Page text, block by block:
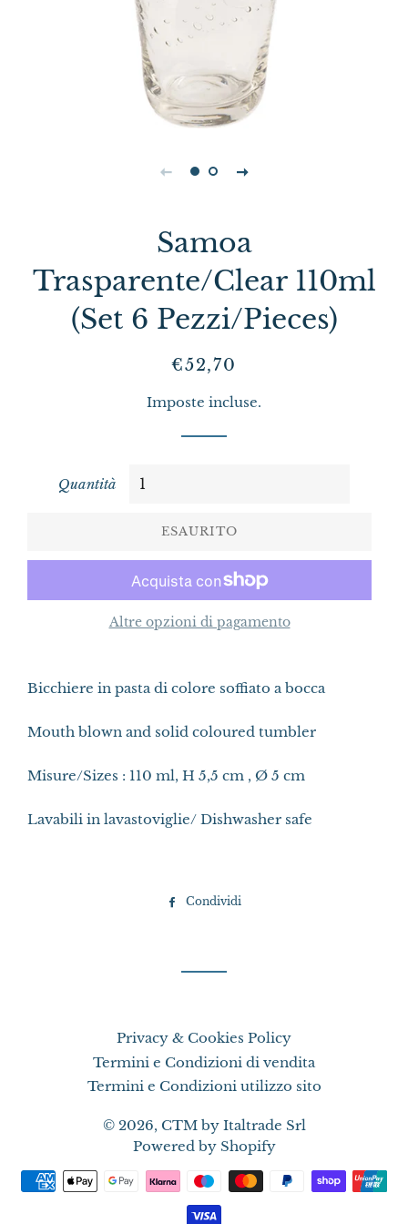
Samoa
Trasparente/Clear 110ml
(Set 6 Pezzi/Pieces)
Prezzo
listino
Prezzo
€52,70
Imposte incluse.
Quantità
ESAURITO
Altre opzioni di pagamento
Bicchiere in pasta di colore soffiato a bocca
Mouth blown and solid coloured tumbler
Misure/Sizes : 110 ml, H 5,5 cm , Ø 5 cm
Lavabili in lavastoviglie/ Dishwasher safe
Condividi
Privacy & Cookies Policy
Termini e Condizioni di vendita
Termini e Condizioni utilizzo sito
© 2026, CTM by Italtrade Srl
Powered by Shopify
Metodi
di